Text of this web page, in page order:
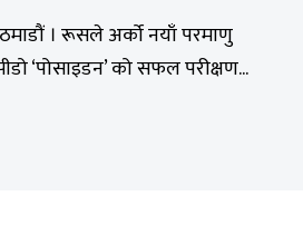
। रूसले अर्को नयाँ परमाणु
‘पोसाइडन’ को सफल परीक्षण...